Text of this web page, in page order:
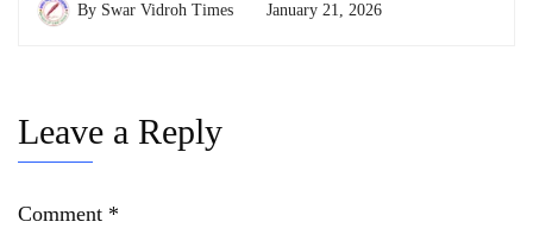
By Swar Vidroh Times January 21, 2026
Leave a Reply
Comment *